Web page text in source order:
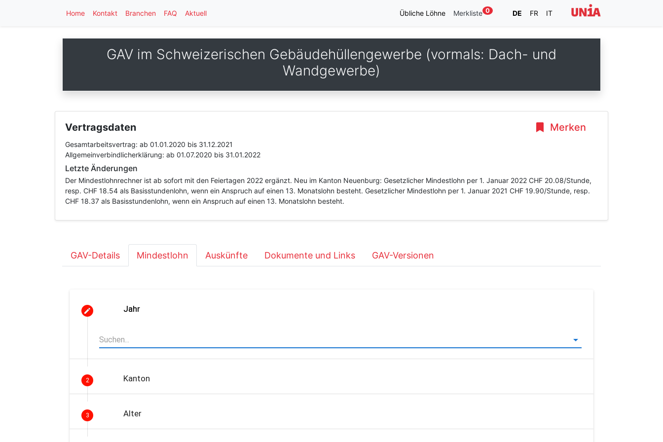
Home Kontakt Branchen FAQ Aktuell Übliche Löhne Merkliste 0 DE FR IT
GAV im Schweizerischen Gebäudehüllengewerbe (vormals: Dach- und
Wandgewerbe)
Merken
Vertragsdaten
Gesamtarbeitsvertrag: ab 01.01.2020 bis 31.12.2021
Allgemeinverbindlicherklärung: ab 01.07.2020 bis 31.01.2022
Letzte Änderungen
Der Mindestlohnrechner ist ab sofort mit den Feiertagen 2022 ergänzt. Neu im Kanton Neuenburg: Gesetzlicher Mindestlohn per 1. Januar 2022 CHF 20.08/Stunde,
resp. CHF 18.54 als Basisstundenlohn, wenn ein Anspruch auf einen 13. Monatslohn besteht. Gesetzlicher Mindestlohn per 1. Januar 2021 CHF 19.90/Stunde, resp.
CHF 18.37 als Basisstundenlohn, wenn ein Anspruch auf einen 13. Monatslohn besteht.
GAV-Details Mindestlohn Auskünfte Dokumente und Links GAV-Versionen
Jahr
2 Kanton
3 Alter